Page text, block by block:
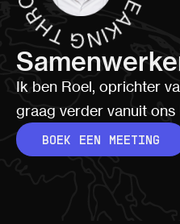
Ik ben Roel, oprichter
graag verder vanuit
BOEK EEN MEETING